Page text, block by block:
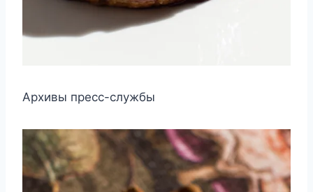
Архивы пресс-службы